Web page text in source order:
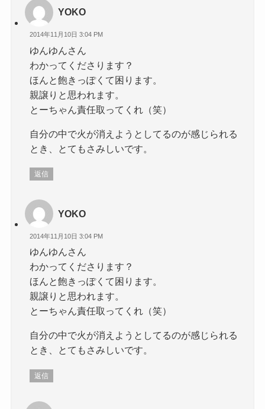
YOKO
2014年11月10日 3:04 PM
ゆんゆんさん
わかってくださります？
ほんと飽きっぽくて困ります。
親譲りと思われます。
とーちゃん責任取ってくれ（笑）
自分の中で火が消えようとしてるのが感じられる
とき、とてもさみしいです。
返信
YOKO
2014年11月10日 3:04 PM
ゆんゆんさん
わかってくださります？
ほんと飽きっぽくて困ります。
親譲りと思われます。
とーちゃん責任取ってくれ（笑）
自分の中で火が消えようとしてるのが感じられる
とき、とてもさみしいです。
返信